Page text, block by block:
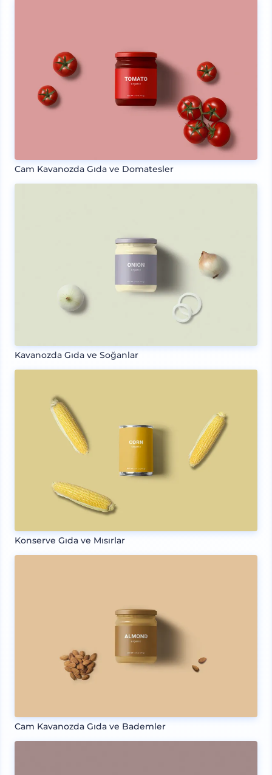
Cam Kavanozda Gıda ve Domatesler
Kavanozda Gıda ve Soğanlar
Konserve Gıda ve Mısırlar
Cam Kavanozda Gıda ve Bademler